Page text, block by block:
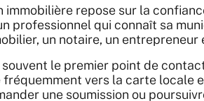
immobilière repose sur la
professionnel qui connaît sa
un notaire, un
le premier point de
fréquemment vers la carte
une soumission ou